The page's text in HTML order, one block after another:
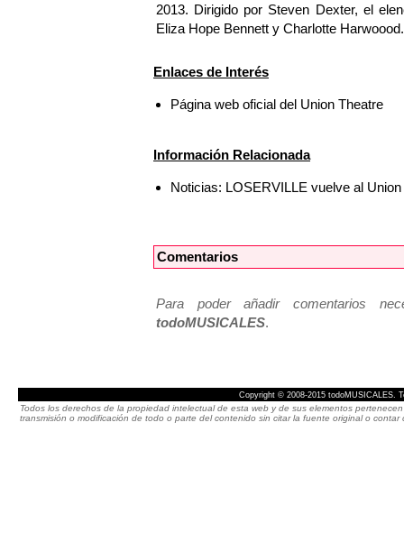
2013. Dirigido por Steven Dexter, el
Eliza Hope Bennett y Charlotte Harwoood.
Enlaces de Interés
Página web oficial del Union Theatre
Información Relacionada
Noticias: LOSERVILLE vuelve al
Comentarios
Para poder añadir comentarios
todoMUSICALES.
Copyright © 2008-2015 todoMUSICALES.
Todos los derechos de la propiedad intelectual de esta web y de sus elementos
transmisión o modificación de todo o parte del contenido sin citar la fuente original o